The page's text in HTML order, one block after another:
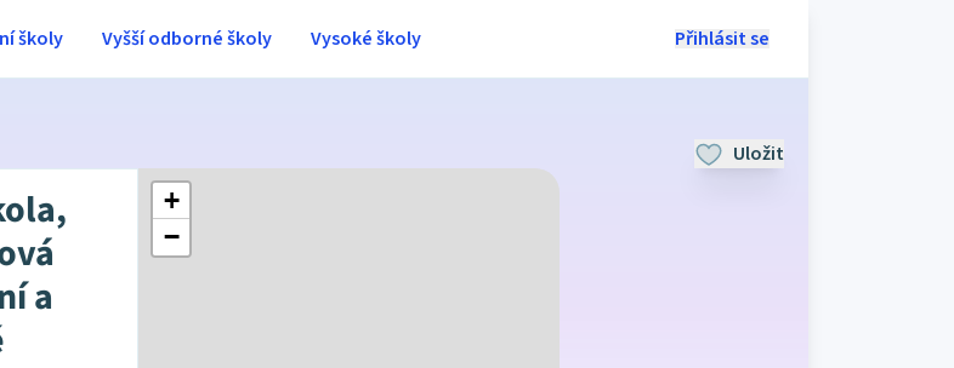
Přihlásit se
školy Vyšší odborné školy Vysoké školy
Uložit
a
+
−